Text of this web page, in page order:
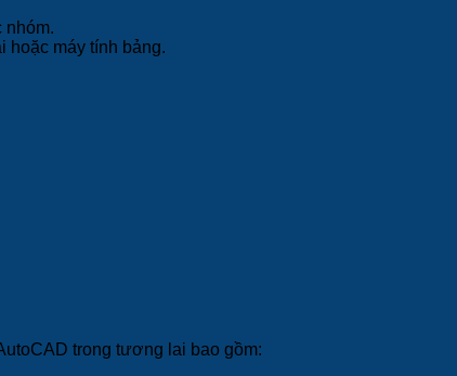
nhóm.
hoặc máy tính bảng.
trong tương lai bao gồm: